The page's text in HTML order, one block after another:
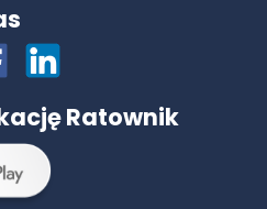
Ratownik